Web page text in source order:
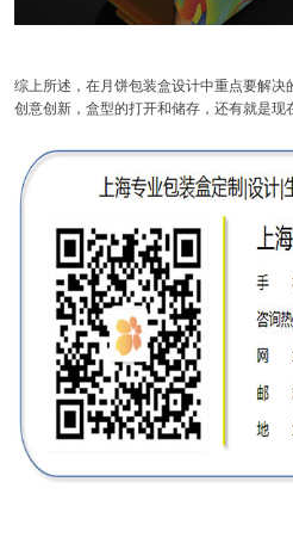
综上所述，在月饼包装盒设计中重点要解
创意创新，盒型的打开和储存，还有就是现